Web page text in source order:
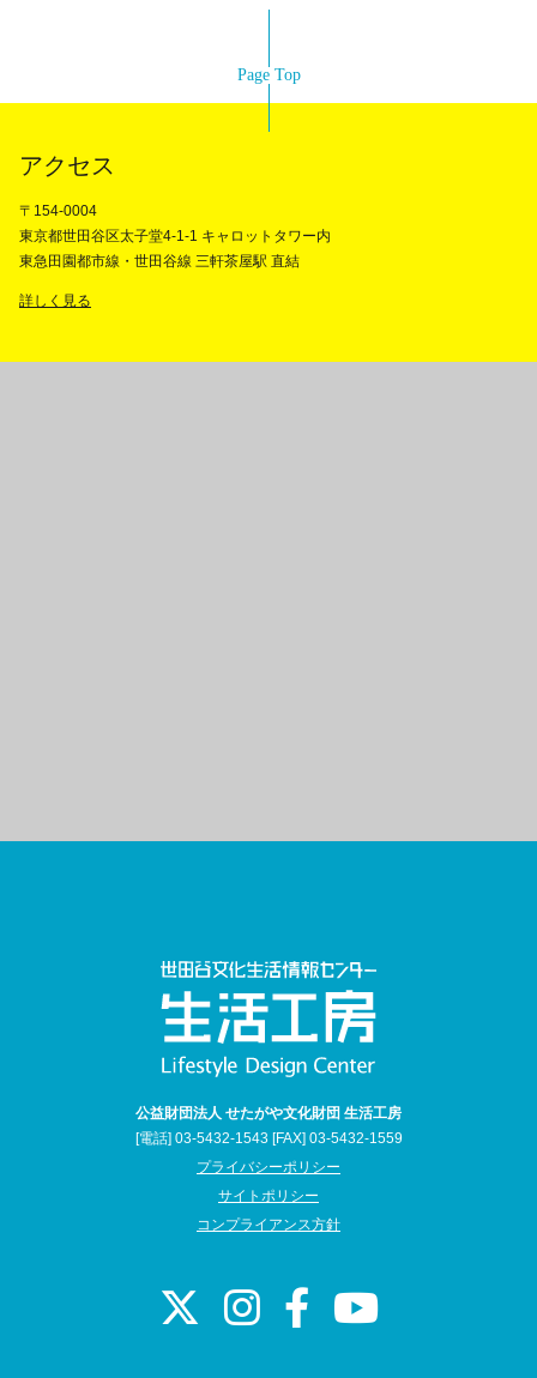
Page Top
アクセス
〒154-0004
東京都世田谷区太子堂4-1-1 キャロットタワー内
東急田園都市線・世田谷線 三軒茶屋駅 直結
詳しく見る
公益財団法人 せたがや文化財団 生活工房
[電話] 03-5432-1543 [FAX] 03-5432-1559
プライバシーポリシー
サイトポリシー
コンプライアンス方針